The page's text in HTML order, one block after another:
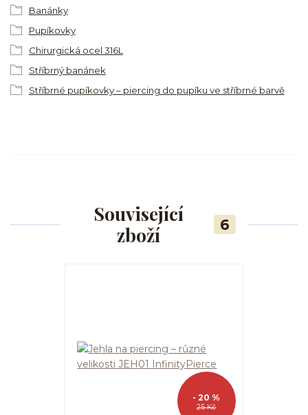
Banánky
Pupíkovky
Chirurgická ocel 316L
Stříbrný banánek
Stříbrné pupíkovky – piercing do pupíku ve stříbrné barvě
Související
zboží
6
25 Kč
- 20 %